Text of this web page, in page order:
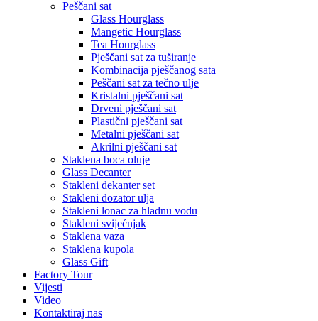
Peščani sat
Glass Hourglass
Mangetic Hourglass
Tea Hourglass
Pješčani sat za tuširanje
Kombinacija pješčanog sata
Peščani sat za tečno ulje
Kristalni pješčani sat
Drveni pješčani sat
Plastični pješčani sat
Metalni pješčani sat
Akrilni pješčani sat
Staklena boca oluje
Glass Decanter
Stakleni dekanter set
Stakleni dozator ulja
Stakleni lonac za hladnu vodu
Stakleni svijećnjak
Staklena vaza
Staklena kupola
Glass Gift
Factory Tour
Vijesti
Video
Kontaktiraj nas